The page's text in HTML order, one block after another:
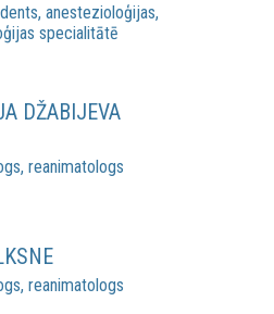
anestezioloģijas,
specialitātē
DŽABIJEVA
reanimatologs
reanimatologs